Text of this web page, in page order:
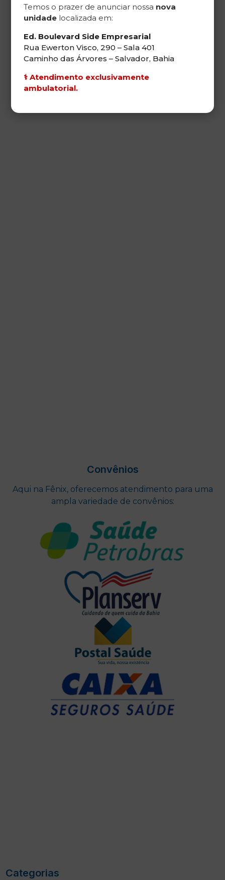
Procedimentos
Convênios
Aqui na Fênix, oferecemos atendimento para uma
ampla variedade de convênios:
Categorias
Temos o prazer de anunciar nossa nova
unidade localizada em:
Ed. Boulevard Side Empresarial
Rua Ewerton Visco, 290 – Sala 401
Caminho das Árvores – Salvador, Bahia
⚕️Atendimento exclusivamente
ambulatorial.